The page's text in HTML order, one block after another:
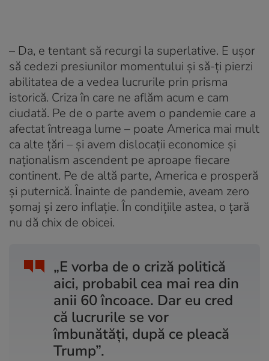
– Da, e tentant să recurgi la superlative. E ușor
să cedezi presiunilor momentului și să-ți pierzi
abilitatea de a vedea lucrurile prin prisma
istorică. Criza în care ne aflăm acum e cam
ciudată. Pe de o parte avem o pandemie care a
afectat întreaga lume – poate America mai mult
ca alte țări – și avem dislocații economice și
naționalism ascendent pe aproape fiecare
continent. Pe de altă parte, America e prosperă
și puternică. Înainte de pandemie, aveam zero
șomaj și zero inflație. În condițiile astea, o țară
nu dă chix de obicei.
„E vorba de o criză politică
aici, probabil cea mai rea din
anii 60 încoace. Dar eu cred
că lucrurile se vor
îmbunătăți, după ce pleacă
Trump”.